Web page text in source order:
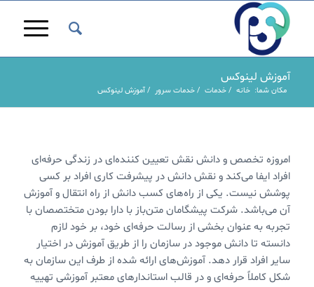
آموزش لینوکس
مکان شما: خانه / خدمات / خدمات سرور / آموزش لینوکس
امروزه تخصص و دانش نقش تعیین کننده‌ای در زندگی حرفه‌ای
افراد ایفا می‌کند و نقش دانش در پیشرفت کاری افراد بر کسی
پوشش نیست. یکی از راه‌های کسب دانش از راه انتقال و آموزش
آن می‌باشد. شرکت پیشگامان متن‌باز با دارا بودن متختصصان با
تجربه به عنوان بخشی از رسالت حرفه‌ای خود، بر خود لازم
دانسته تا دانش موجود در سازمان را از طریق آموزش در اختیار
سایر افراد قرار دهد. آموزش‌های ارائه شده از طرف این سازمان به
شکل کاملاً حرفه‌ای و در قالب استاندار‌های معتبر آموزشی تهییه